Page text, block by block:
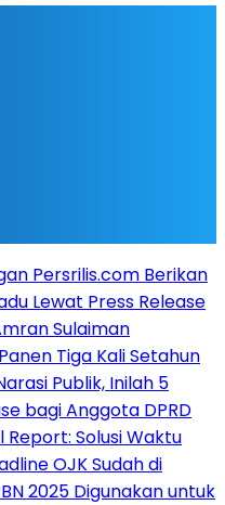
Persrilis.com Berikan
Lewat Press Release
Sulaiman
Tiga Kali Setahun
Publik, Inilah 5
bagi Anggota DPRD
Solusi Waktu
OJK Sudah di
2025 Digunakan untuk